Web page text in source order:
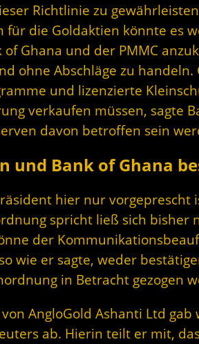
Richtlinie zu
für die Goldaktien könnte es
of Ghana und der PMMC
ohne Abschläge zu
und lizenzierte
verkaufen müssen, sagte
davon betroffen sein
und Bank of Ghana
hier nur vorgeprescht
spricht ließ sich bisher
der
wie er sagte, weder
in Betracht gezogen
AngloGold Ashanti Ltd
ab. Hierin teilt er mit,